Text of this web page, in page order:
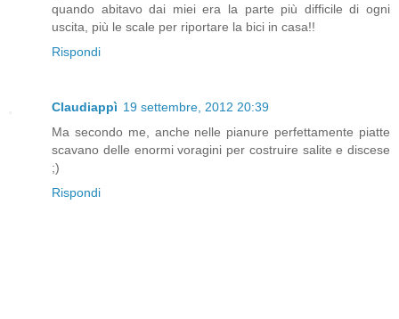
quando abitavo dai miei era la parte più difficile di ogni
uscita, più le scale per riportare la bici in casa!!
Rispondi
Claudiappì 19 settembre, 2012 20:39
Ma secondo me, anche nelle pianure perfettamente piatte
scavano delle enormi voragini per costruire salite e discese
;)
Rispondi